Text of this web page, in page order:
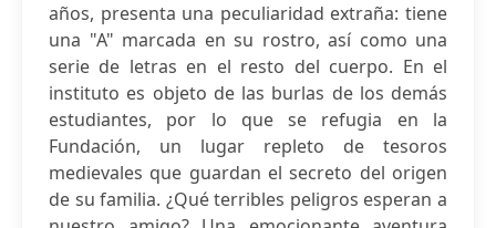
años, presenta una peculiaridad extraña: tiene
una "A" marcada en su rostro, así como una
serie de letras en el resto del cuerpo. En el
instituto es objeto de las burlas de los demás
estudiantes, por lo que se refugia en la
Fundación, un lugar repleto de tesoros
medievales que guardan el secreto del origen
de su familia. ¿Qué terribles peligros esperan a